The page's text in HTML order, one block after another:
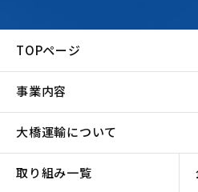
TOPページ
事業内容
大橋運輸について
取り組み一覧